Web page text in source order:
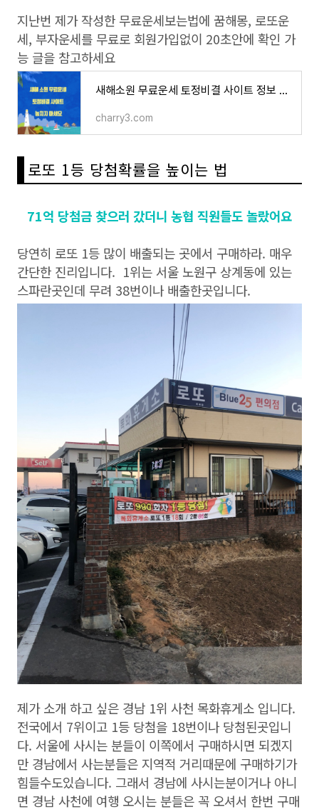
지난번 제가 작성한 무료운세보는법에 꿈해몽, 로또운
세, 부자운세를 무료로 회원가입없이 20초안에 확인 가
능 글을 참고하세요
새해소원 무료운세 토정비결 사이트 정보 놓치지 마세요
charry3.com
로또 1등 당첨확률을 높이는 법
71억 당첨금 찾으러 갔더니 농협 직원들도 놀랐어요
당연히 로또 1등 많이 배출되는 곳에서 구매하라. 매우
간단한 진리입니다. 1위는 서울 노원구 상계동에 있는
스파란곳인데 무려 38번이나 배출한곳입니다.
제가 소개 하고 싶은 경남 1위 사천 목화휴게소 입니다.
전국에서 7위이고 1등 당첨을 18번이나 당첨된곳입니
다. 서울에 사시는 분들이 이쪽에서 구매하시면 되겠지
만 경남에서 사는분들은 지역적 거리때문에 구매하기가
힘들수도있습니다. 그래서 경남에 사시는분이거나 아니
면 경남 사천에 여행 오시는 분들은 꼭 오셔서 한번 구매